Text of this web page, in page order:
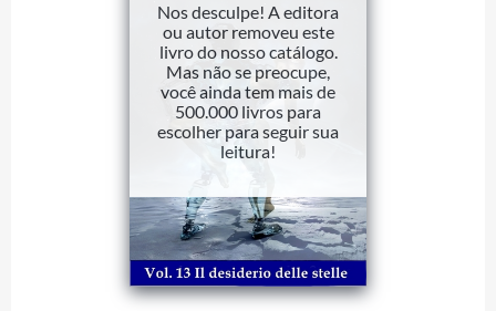
Nos desculpe! A editora
ou autor removeu este
livro do nosso catálogo.
Mas não se preocupe,
você ainda tem mais de
500.000 livros para
escolher para seguir sua
leitura!